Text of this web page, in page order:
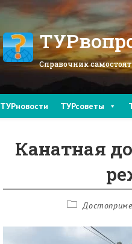
Справочник
ТУРновости ТУРсоветы
Канатная
Рубрика